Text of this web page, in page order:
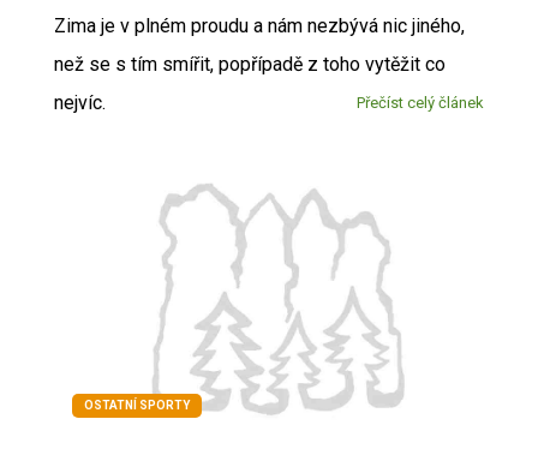
Zima je v plném proudu a nám nezbývá nic jiného,
než se s tím smířit, popřípadě z toho vytěžit co
nejvíc.
Přečíst celý článek
OSTATNÍ SPORTY